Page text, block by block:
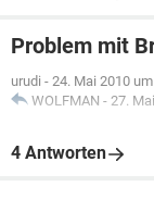
Problem mit
urudi - 24. Mai 2010
WOLFMAN - 27.
4 Antworten